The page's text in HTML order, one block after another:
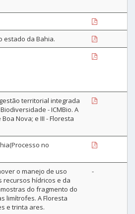
estado da Bahia.
territorial integrada
- ICMBio. A
Nova; e III - Floresta
no
o manejo de uso
hídricos e da
do fragmento do
limítrofes. A Floresta
e trinta ares.
-